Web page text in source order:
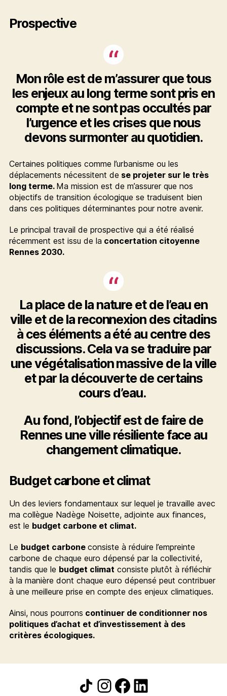
Prospective
Mon rôle est de m’assurer que tous
les enjeux au long terme sont pris en
compte et ne sont pas occultés par
l’urgence et les crises que nous
devons surmonter au quotidien.
Certaines politiques comme l’urbanisme ou les
déplacements nécessitent de se projeter sur le très
long terme. Ma mission est de m’assurer que nos
objectifs de transition écologique se traduisent bien
dans ces politiques déterminantes pour notre avenir.
Le principal travail de prospective qui a été réalisé
récemment est issu de la concertation citoyenne
Rennes 2030.
La place de la nature et de l’eau en
ville et de la reconnexion des citadins
à ces éléments a été au centre des
discussions. Cela va se traduire par
une végétalisation massive de la ville
et par la découverte de certains
cours d’eau.
Au fond, l’objectif est de faire de
Rennes une ville résiliente face au
changement climatique.
Budget carbone et climat
Un des leviers fondamentaux sur lequel je travaille avec
ma collègue Nadège Noisette, adjointe aux finances,
est le budget carbone et climat.
Le budget carbone consiste à réduire l’empreinte
carbone de chaque euro dépensé par la collectivité,
tandis que le budget climat consiste plutôt à réfléchir
à la manière dont chaque euro dépensé peut contribuer
à une meilleure prise en compte des enjeux climatiques.
Ainsi, nous pourrons continuer de conditionner nos
politiques d’achat et d’investissement à des
critères écologiques.
Icône de partage
Instagram
Facebook
LinkedIn